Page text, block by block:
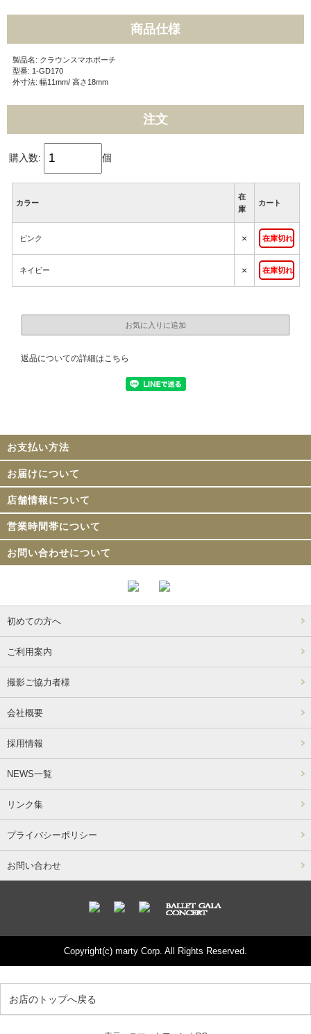
商品仕様
製品名: クラウンスマホポーチ
型番: 1-GD170
外寸法: 幅11mm/ 高さ18mm
注文
購入数: 個
カラー
在
庫
カート
ピンク × 在庫切れ
ネイビー × 在庫切れ
返品についての詳細はこちら
お支払い方法
お届けについて
店舗情報について
営業時間帯について
お問い合わせについて
初めての方へ
ご利用案内
撮影ご協力者様
会社概要
採用情報
NEWS一覧
リンク集
プライバシーポリシー
お問い合わせ
Copyright(c) marty Corp. All Rights Reserved.
お店のトップへ戻る